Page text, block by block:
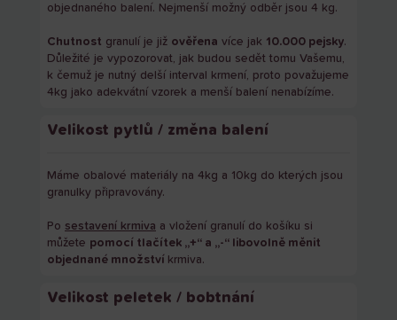
objednaného balení. Nejmenší možný odběr jsou 4 kg.
Chutnost granulí je již ověřena více jak 10.000 pejsky.
Důležité je vypozorovat, jak budou sedět tomu Vašemu,
k čemuž je nutný delší interval krmení, proto považujeme
4kg jako adekvátní vzorek a menší balení nenabízíme.
Velikost pytlů / změna balení
Máme obalové materiály na 4kg a 10kg do kterých jsou
granulky připravovány.
Po sestavení krmiva a vložení granulí do košíku si
můžete pomocí tlačítek „+“ a „-“ libovolně měnit
objednané množství krmiva.
Velikost peletek / bobtnání